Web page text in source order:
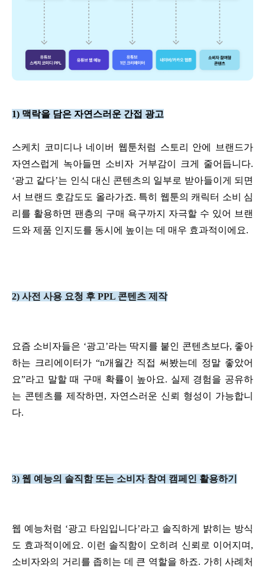
1) 맥락을 담은 자연스러운 간접 광고
스케치 코미디나 네이버 웹툰처럼 스토리 안에 브랜드가
자연스럽게 녹아들면 소비자 거부감이 크게 줄어듭니다.
‘광고 같다’는 인식 대신 콘텐츠의 일부로 받아들이게 되면
서 브랜드 호감도도 올라가죠. 특히 웹툰의 캐릭터 소비 심
리를 활용하면 팬층의 구매 욕구까지 자극할 수 있어 브랜
드와 제품 인지도를 동시에 높이는 데 매우 효과적이에요.
2) 사전 사용 요청 후 PPL 콘텐츠 제작
요즘 소비자들은 ‘광고’라는 딱지를 붙인 콘텐츠보다, 좋아
하는 크리에이터가 “n개월간 직접 써봤는데 정말 좋았어
요”라고 말할 때 구매 확률이 높아요. 실제 경험을 공유하
는 콘텐츠를 제작하면, 자연스러운 신뢰 형성이 가능합니
다.
3) 웹 예능의 솔직함 또는 소비자 참여 캠페인 활용하기
웹 예능처럼 ‘광고 타임입니다’라고 솔직하게 밝히는 방식
도 효과적이에요. 이런 솔직함이 오히려 신뢰로 이어지며,
소비자와의 거리를 좁히는 데 큰 역할을 하죠. 가히 사례처